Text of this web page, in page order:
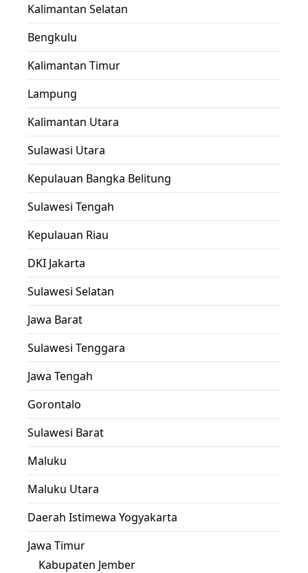
Kalimantan Selatan
Bengkulu
Kalimantan Timur
Lampung
Kalimantan Utara
Sulawasi Utara
Kepulauan Bangka Belitung
Sulawesi Tengah
Kepulauan Riau
DKI Jakarta
Sulawesi Selatan
Jawa Barat
Sulawesi Tenggara
Jawa Tengah
Gorontalo
Sulawesi Barat
Maluku
Maluku Utara
Daerah Istimewa Yogyakarta
Jawa Timur
Kabupaten Jember